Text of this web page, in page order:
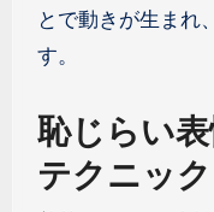
とで動きが生まれ
す。
恥じらい
テクニック